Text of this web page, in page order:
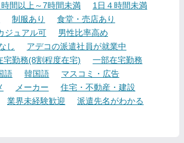
間以上～7時間未満
1日４時間未満
制服あり
食堂・売店あり
ジュアル可
男性比率高め
し
アデコの派遣社員が就業中
宅勤務(8割程度在宅)
一部在宅勤務
語 韓国語
マスコミ・広告
メーカー
住宅・不動産・建設
業界未経験歓迎
派遣先名がわかる